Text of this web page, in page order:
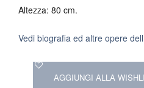
Altezza: 80 cm.
Vedi biografia ed altre opere
AGGIUNGI ALLA